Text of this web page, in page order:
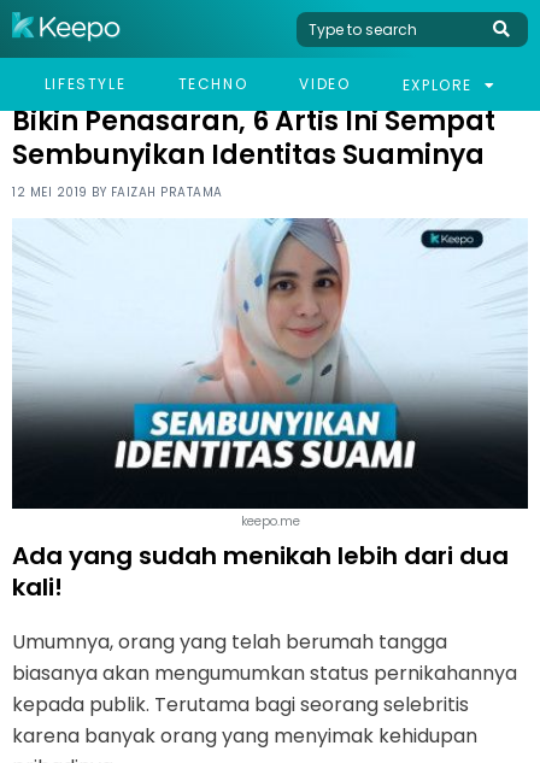
LIFESTYLE TECHNO VIDEO EXPLORE
HOME CELEB
BIKIN PENASARAN, 6 ARTIS INI SEMPAT SEMBUNYIKAN IDENTITAS
Bikin Penasaran, 6 Artis Ini Sempat
Sembunyikan Identitas Suaminya
12 MEI 2019 BY FAIZAH PRATAMA
keepo.me
Ada yang sudah menikah lebih dari dua
kali!
Umumnya, orang yang telah berumah tangga
biasanya akan mengumumkan status pernikahannya
kepada publik. Terutama bagi seorang selebritis
karena banyak orang yang menyimak kehidupan